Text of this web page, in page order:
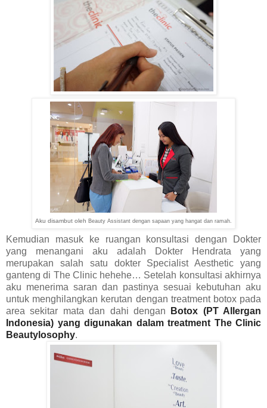
Aku disambut oleh Beauty Assistant dengan sapaan yang hangat dan ramah.
Kemudian masuk ke ruangan konsultasi dengan Dokter
yang menangani aku adalah Dokter Hendrata yang
merupakan salah satu dokter Specialist Aesthetic yang
ganteng di The Clinic hehehe… Setelah konsultasi akhirnya
aku menerima saran dan pastinya sesuai kebutuhan aku
untuk menghilangkan kerutan dengan treatment botox pada
area sekitar mata dan dahi dengan
Botox (PT Allergan
Indonesia) yang digunakan dalam treatment The Clinic
Beautylosophy.